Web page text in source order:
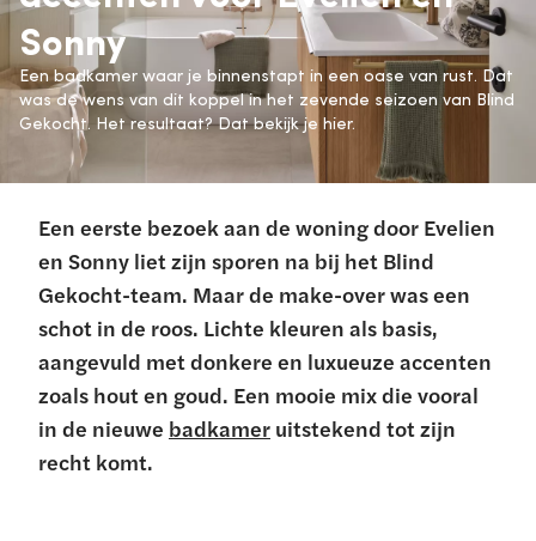
Sonny
Een badkamer waar je binnenstapt in een oase van rust. Dat
was de wens van dit koppel in het zevende seizoen van Blind
Gekocht. Het resultaat? Dat bekijk je hier.
Een eerste bezoek aan de woning door Evelien
en Sonny liet zijn sporen na bij het Blind
Gekocht-team. Maar de make-over was een
schot in de roos. Lichte kleuren als basis,
aangevuld met donkere en luxueuze accenten
zoals hout en goud. Een mooie mix die vooral
in de nieuwe badkamer uitstekend tot zijn
recht komt.